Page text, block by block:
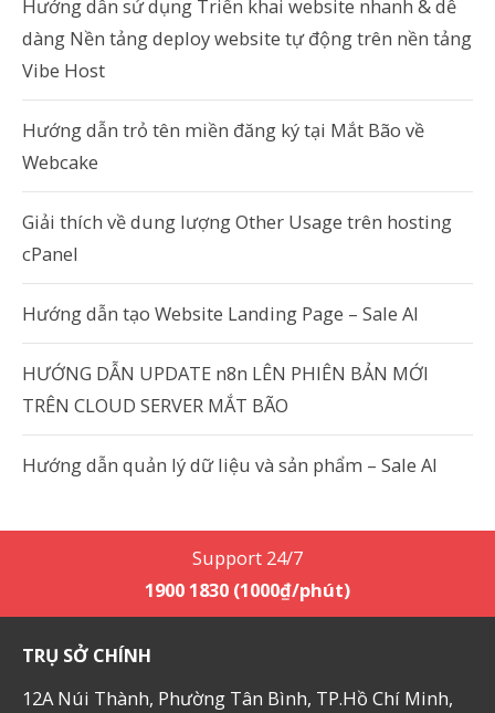
Hướng dẫn sử dụng Triển khai website nhanh & dễ
dàng Nền tảng deploy website tự động trên nền tảng
Vibe Host
Hướng dẫn trỏ tên miền đăng ký tại Mắt Bão về
Webcake
Giải thích về dung lượng Other Usage trên hosting
cPanel
Hướng dẫn tạo Website Landing Page – Sale AI
HƯỚNG DẪN UPDATE n8n LÊN PHIÊN BẢN MỚI
TRÊN CLOUD SERVER MẮT BÃO
Hướng dẫn quản lý dữ liệu và sản phẩm – Sale AI
Support 24/7
1900 1830 (1000₫/phút)
TRỤ SỞ CHÍNH
12A Núi Thành, Phường Tân Bình, TP.Hồ Chí Minh,